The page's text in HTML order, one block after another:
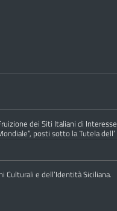
dei Siti Italiani di Interesse
posti sotto la Tutela dell’
Culturali e dell’Identità Siciliana.